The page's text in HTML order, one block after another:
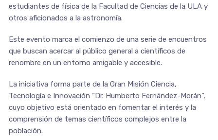
estudiantes de física de la Facultad de Ciencias de la ULA y
otros aficionados a la astronomía.
Este evento marca el comienzo de una serie de encuentros
que buscan acercar al público general a científicos de
renombre en un entorno amigable y accesible.
La iniciativa forma parte de la Gran Misión Ciencia,
Tecnología e Innovación “Dr. Humberto Fernández-Morán”,
cuyo objetivo está orientado en fomentar el interés y la
comprensión de temas científicos complejos entre la
población.